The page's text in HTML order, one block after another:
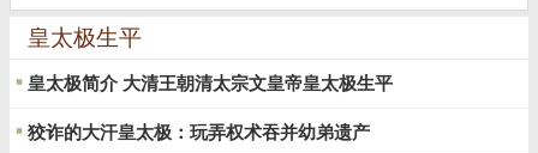
皇太极生平
皇太极简介 大清王朝清太宗文皇帝皇太极生平
狡诈的大汗皇太极：玩弄权术吞并幼弟遗产